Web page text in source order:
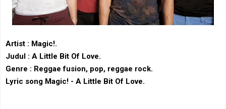
Artist : Magic!.
Judul : A Little Bit Of Love.
Genre : Reggae fusion‎, pop, ‎reggae rock‎.
Lyric song Magic! - A Little Bit Of Love.